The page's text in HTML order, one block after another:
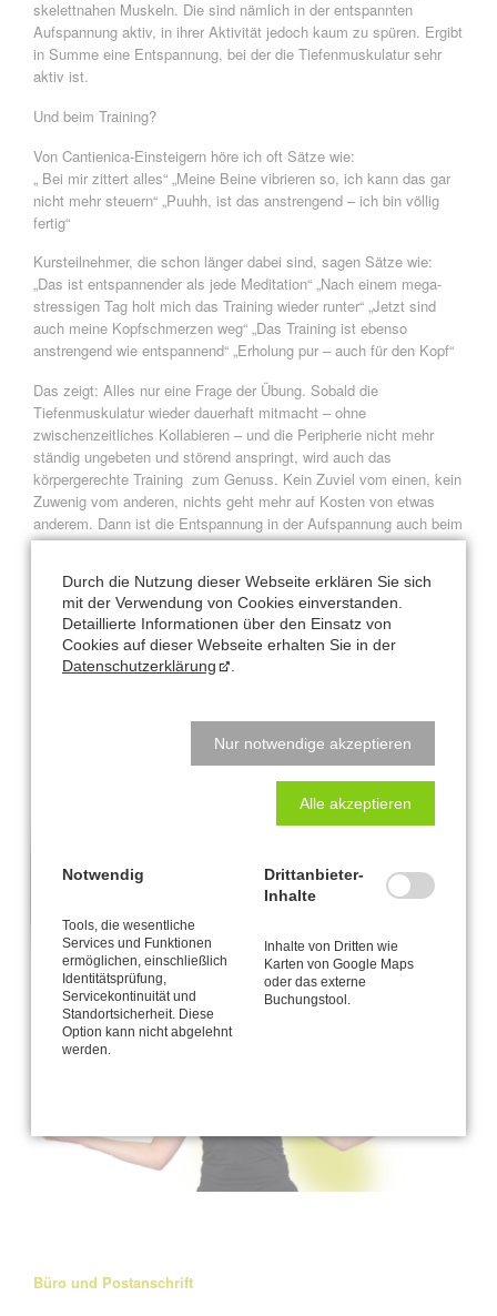
skelettnahen Muskeln. Die sind nämlich in der entspannten
Aufspannung aktiv, in ihrer Aktivität jedoch kaum zu spüren. Ergibt
in Summe eine Entspannung, bei der die Tiefenmuskulatur sehr
aktiv ist.
Und beim Training?
Von Cantienica-Einsteigern höre ich oft Sätze wie:
„ Bei mir zittert alles“ „Meine Beine vibrieren so, ich kann das gar
nicht mehr steuern“ „Puuhh, ist das anstrengend – ich bin völlig
fertig“
Kursteilnehmer, die schon länger dabei sind, sagen Sätze wie:
„Das ist entspannender als jede Meditation“ „Nach einem mega-
stressigen Tag holt mich das Training wieder runter“ „Jetzt sind
auch meine Kopfschmerzen weg“ „Das Training ist ebenso
anstrengend wie entspannend“ „Erholung pur – auch für den Kopf“
Das zeigt: Alles nur eine Frage der Übung. Sobald die
Tiefenmuskulatur wieder dauerhaft mitmacht – ohne
zwischenzeitliches Kollabieren – und die Peripherie nicht mehr
ständig ungebeten und störend anspringt, wird auch das
körpergerechte Training zum Genuss. Kein Zuviel vom einen, kein
Zuwenig vom anderen, nichts geht mehr auf Kosten von etwas
anderem. Dann ist die Entspannung in der Aufspannung auch beim
Training angekommen.
Entspannt-aufgespannte Frühlingsgrüße von
Nataly Leufgen
Büro und Postanschrift
Durch die Nutzung dieser Webseite erklären Sie sich
mit der Verwendung von Cookies einverstanden.
Detaillierte Informationen über den Einsatz von
Cookies auf dieser Webseite erhalten Sie in der
Datenschutzerklärung
Nur notwendige akzeptieren
Alle akzeptieren
Notwendig
Tools, die wesentliche
Services und Funktionen
ermöglichen, einschließlich
Identitätsprüfung,
Servicekontinuität und
Standortsicherheit. Diese
Option kann nicht abgelehnt
werden.
Drittanbieter-
Inhalte
Inhalte von Dritten wie
Karten von Google Maps
oder das externe
Buchungstool.